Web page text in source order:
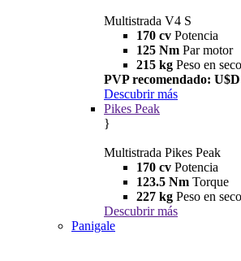
Multistrada V4 S
170 cv Potencia
125 Nm Par motor
215 kg Peso en seco
PVP recomendado:
Descubrir más
Pikes Peak
}
Multistrada Pikes Peak
170 cv Potencia
123.5 Nm Torque
227 kg Peso en seco
Descubrir más
Panigale